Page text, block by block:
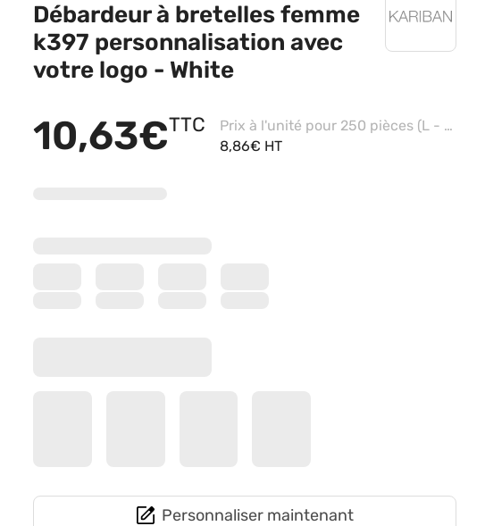
Débardeur à bretelles femme
k397 personnalisation avec
votre logo - White
10,63€TTC
Prix à l'unité pour 250 pièces (L - Black, Impression coeur)
8,86€ HT
Personnaliser maintenant